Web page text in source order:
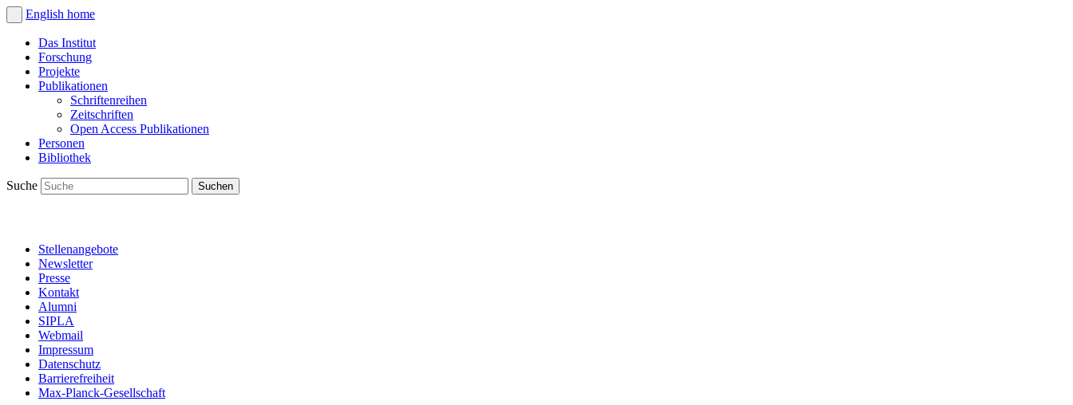
English home
Das Institut
Forschung
Projekte
Publikationen
Schriftenreihen
Zeitschriften
Open Access Publikationen
Personen
Bibliothek
Suche
Stellenangebote
Newsletter
Presse
Kontakt
Alumni
SIPLA
Webmail
Impressum
Datenschutz
Barrierefreiheit
Max-Planck-Gesellschaft